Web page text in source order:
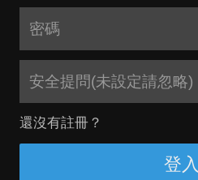
安全提問(未設定請忽略)
還沒有註冊？
登入